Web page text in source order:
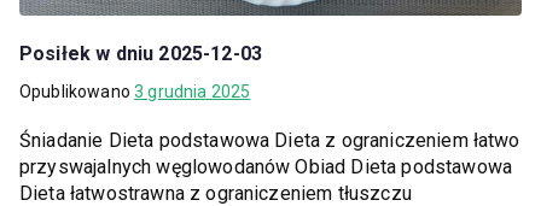
Posiłek w dniu 2025-12-03
Opublikowano3 grudnia 2025
Śniadanie Dieta podstawowa Dieta z ograniczeniem łatwo
przyswajalnych węglowodanów Obiad Dieta podstawowa
Dieta łatwostrawna z ograniczeniem tłuszczu